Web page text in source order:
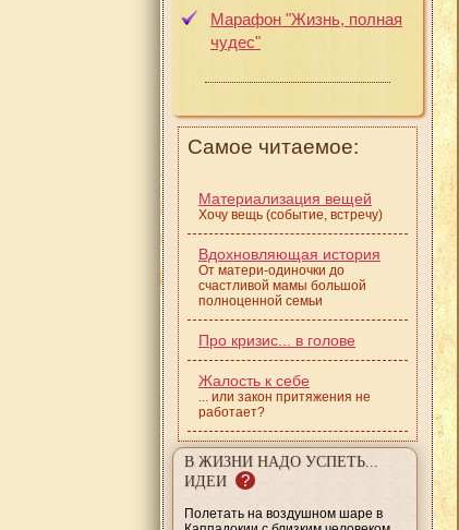
Марафон "Жизнь, полная
чудес"
Самое читаемое:
Материализация вещей
Хочу вещь (событие, встречу)
Вдохновляющая история
От матери-одиночки до
счастливой мамы большой
полноценной семьи
Про кризис... в голове
Жалость к себе
... или закон притяжения не
работает?
В ЖИЗНИ НАДО УСПЕТЬ...
ИДЕИ
?
Полетать на воздушном шаре в